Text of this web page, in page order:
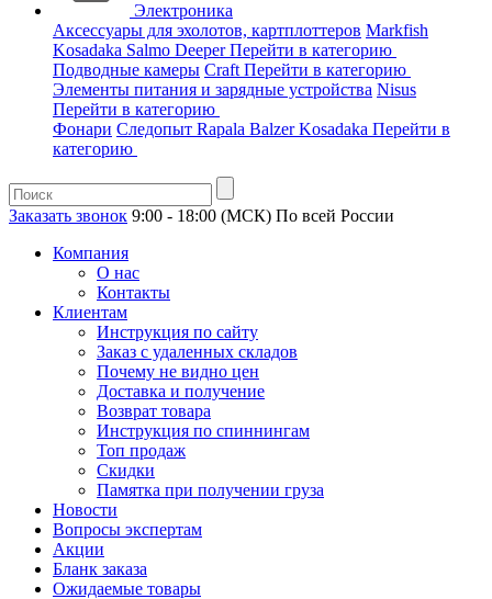
Электроника
Аксессуары для эхолотов, картплоттеров Markfish
Kosadaka Salmo DeeperПерейти в категорию
Подводные камеры Craft Перейти в категорию
Элементы питания и зарядные устройства Nisus
Перейти в категорию
Фонари Следопыт Rapala BalzerKosadaka Перейти в
категорию
Заказать звонок 9:00 - 18:00 (МСК) По всей России
Компания
О нас
Контакты
Клиентам
Инструкция по сайту
Заказ с удаленных складов
Почему не видно цен
Доставка и получение
Возврат товара
Инструкция по спиннингам
Топ продаж
Скидки
Памятка при получении груза
Новости
Вопросы экспертам
Акции
Бланк заказа
Ожидаемые товары